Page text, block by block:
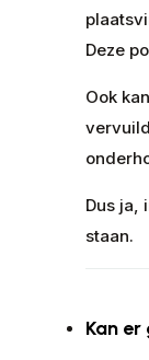
Deze
Ook
Dus ja,
staan.
Kan